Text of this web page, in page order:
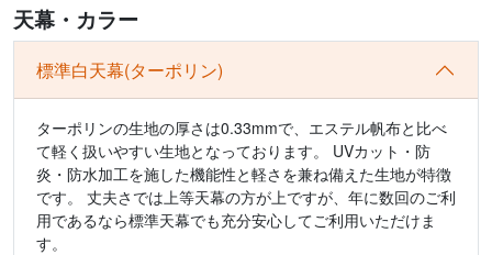
天幕・カラー
標準白天幕(ターポリン)
ターポリンの生地の厚さは0.33mmで、エステル帆布と比べ
て軽く扱いやすい生地となっております。 UVカット・防
炎・防水加工を施した機能性と軽さを兼ね備えた生地が特徴
です。 丈夫さでは上等天幕の方が上ですが、年に数回のご利
用であるなら標準天幕でも充分安心してご利用いただけま
す。